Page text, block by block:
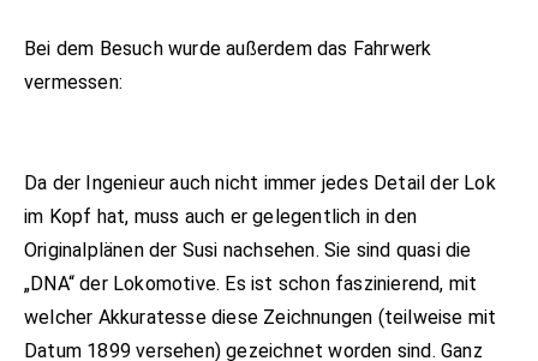
Bei dem Besuch wurde außerdem das Fahrwerk
vermessen:
Da der Ingenieur auch nicht immer jedes Detail der Lok
im Kopf hat, muss auch er gelegentlich in den
Originalplänen der Susi nachsehen. Sie sind quasi die
„DNA“ der Lokomotive. Es ist schon faszinierend, mit
welcher Akkuratesse diese Zeichnungen (teilweise mit
Datum 1899 versehen) gezeichnet worden sind. Ganz